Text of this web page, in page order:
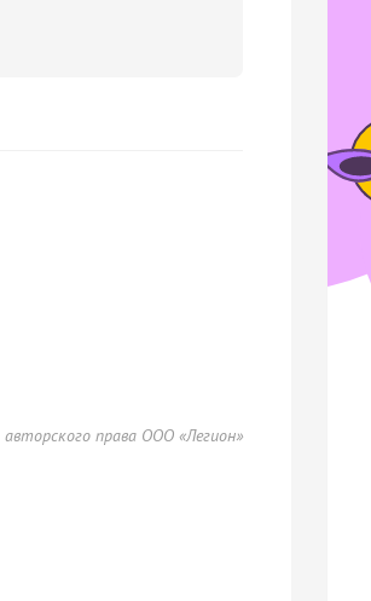
права ООО «Легион»